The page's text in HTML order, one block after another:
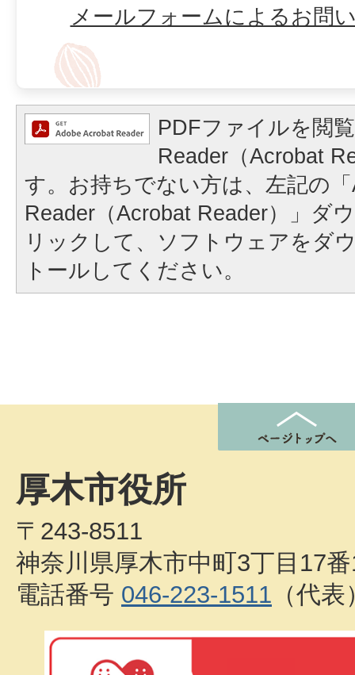
メールフォームによるお問
PDFファイルを閲
Reader（Acrobat
す。お持ちでない方は、左記の
Reader（Acrobat Reader）」ダ
リックして、ソフトウェアをダ
トールしてください。
厚木市役所
〒243-8511
神奈川県厚木市中町3丁目17
電話番号 046-223-1511 （代表